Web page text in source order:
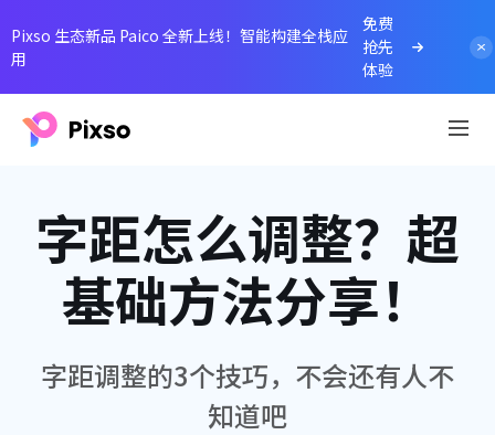
Pixso 生态新品 Paico 全新上线！智能构建全栈应
用
免费
抢先
体验
字距怎么调整？超
基础方法分享！
字距调整的3个技巧，不会还有人不
知道吧